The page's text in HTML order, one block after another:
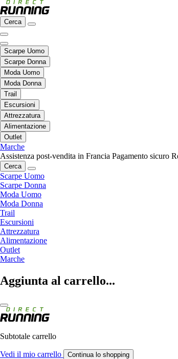
Cerca
Scarpe Uomo
Scarpe Donna
Moda Uomo
Moda Donna
Trail
Escursioni
Attrezzatura
Alimentazione
Outlet
Marche
Assistenza post-vendita in Francia Pagamento sicuro
Cerca
Scarpe Uomo
Scarpe Donna
Moda Uomo
Moda Donna
Trail
Escursioni
Attrezzatura
Alimentazione
Outlet
Marche
Aggiunta al carrello...
Subtotale carrello
Vedi il mio carrello Continua lo shopping